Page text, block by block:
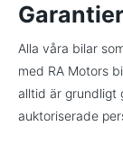
Garantier
Alla våra bilar
med RA Motors
alltid är grundligt
auktoriserade